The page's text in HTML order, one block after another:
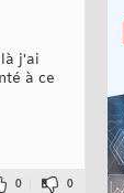
j'ai
à ce
0 0